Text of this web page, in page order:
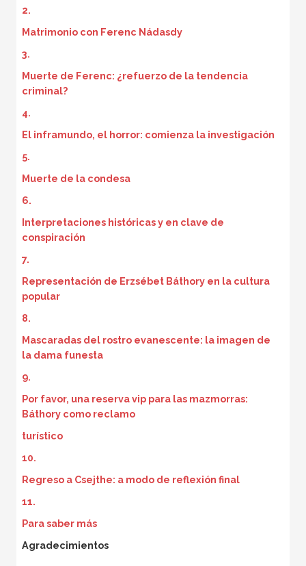
2.
Matrimonio con Ferenc Nádasdy
3.
Muerte de Ferenc: ¿refuerzo de la tendencia
criminal?
4.
El inframundo, el horror: comienza la investigación
5.
Muerte de la condesa
6.
Interpretaciones históricas y en clave de
conspiración
7.
Representación de Erzsébet Báthory en la cultura
popular
8.
Mascaradas del rostro evanescente: la imagen de
la dama funesta
9.
Por favor, una reserva vip para las mazmorras:
Báthory como reclamo
turístico
10.
Regreso a Csejthe: a modo de reflexión final
11.
Para saber más
Agradecimientos